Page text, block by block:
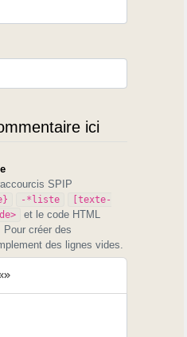
ici
SPIP
-*liste
[texte-
et le code HTML
. Pour créer des
des lignes vides.